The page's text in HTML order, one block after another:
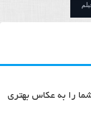
را به عکاس بهتری